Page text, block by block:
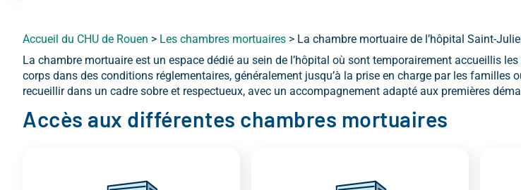
Accueil du CHU de Rouen > Les chambres mortuaires > La chambre mortuaire de l’hôpital Saint-
La chambre mortuaire est un espace dédié au sein de l’hôpital où sont temporairement accueillis
corps dans des conditions réglementaires, généralement jusqu’à la prise en charge par les familles
recueillir dans un cadre sobre et respectueux, avec un accompagnement adapté aux premières
Accès aux différentes chambres mortuaires